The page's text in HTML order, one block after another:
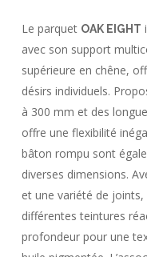
Le parquet OAK EIGHT
avec son support
supérieure en chêne,
désirs individuels.
à 300 mm et des
offre une flexibilité
bâton rompu sont
diverses dimensions.
et une variété de
différentes teintures
profondeur pour une